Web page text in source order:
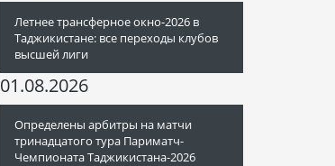
Летнее трансферное окно-2026 в
Таджикистане: все переходы клубов
высшей лиги
01.08.2026
Определены арбитры на матчи
тринадцатого тура Париматч-
Чемпионата Таджикистана-2026